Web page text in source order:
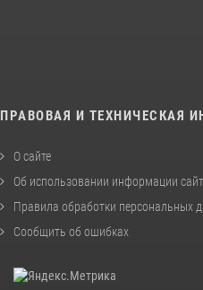
ПРАВОВАЯ И ТЕХНИЧЕСКАЯ
О сайте
Об использовании информации
Правила обработки персональных
Сообщить об ошибках